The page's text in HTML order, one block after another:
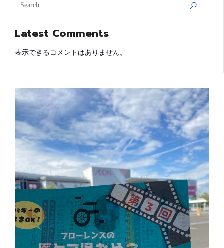
Latest Comments
表示できるコメントはありません。